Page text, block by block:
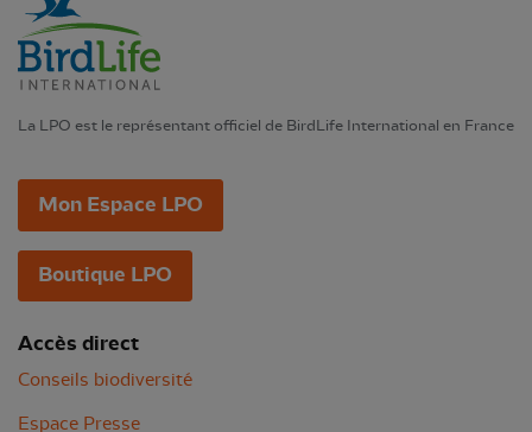
La LPO est le représentant officiel de BirdLife International en France
Mon Espace LPO
Boutique LPO
Accès direct
Conseils biodiversité
Espace Presse